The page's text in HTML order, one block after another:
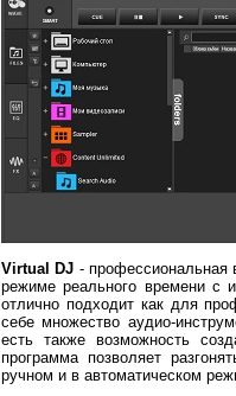
Virtual DJ -
режиме реального времени с
отлично подходит как для
себе множество аудио-
есть также возможность
программа позволяет
ручном и в автоматическом